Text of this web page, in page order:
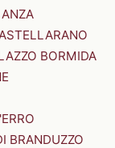
BORMIDA
BRANDUZZO